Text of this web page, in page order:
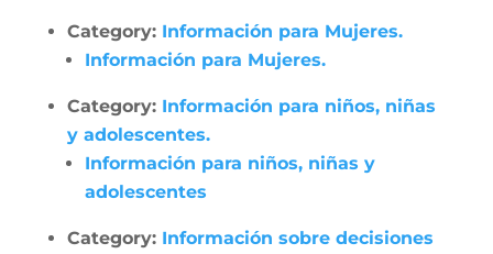
Category: Información para Mujeres.
Información para Mujeres.
Category: Información para niños, niñas
y adolescentes.
Información para niños, niñas y
adolescentes
Category: Información sobre decisiones